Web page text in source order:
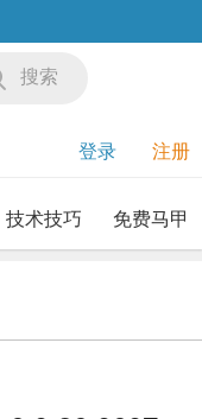
搜索
登录 注册
技术技巧 免费马甲